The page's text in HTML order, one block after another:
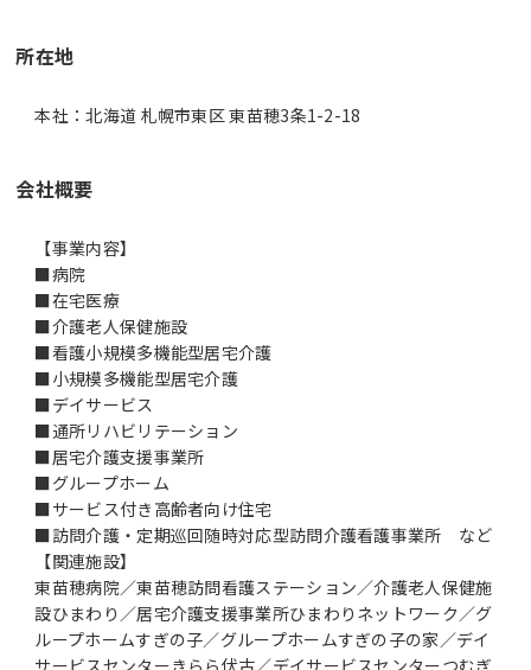
所在地
本社：北海道 札幌市東区 東苗穂3条1-2-18
会社概要
【事業内容】
■病院
■在宅医療
■介護老人保健施設
■看護小規模多機能型居宅介護
■小規模多機能型居宅介護
■デイサービス
■通所リハビリテーション
■居宅介護支援事業所
■グループホーム
■サービス付き高齢者向け住宅
■訪問介護・定期巡回随時対応型訪問介護看護事業所 など
【関連施設】
東苗穂病院／東苗穂訪問看護ステーション／介護老人保健施
設ひまわり／居宅介護支援事業所ひまわりネットワーク／グ
ループホームすぎの子／グループホームすぎの子の家／デイ
サービスセンターきらら伏古／デイサービスセンターつむぎ